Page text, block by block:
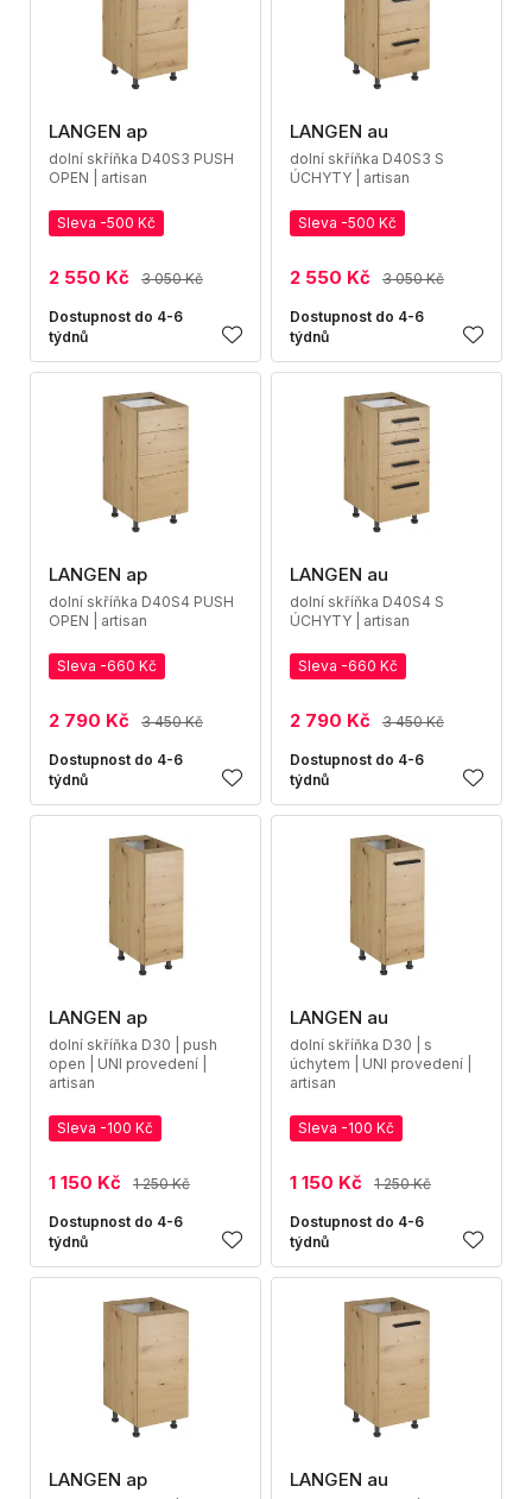
LANGEN ap
dolní skříňka D40S3 PUSH
OPEN | artisan
Sleva -500 Kč
2 550 Kč 3 050 Kč
Dostupnost do 4-6
týdnů
LANGEN au
dolní skříňka D40S3 S
ÚCHYTY | artisan
Sleva -500 Kč
2 550 Kč 3 050 Kč
Dostupnost do 4-6
týdnů
LANGEN ap
dolní skříňka D40S4 PUSH
OPEN | artisan
Sleva -660 Kč
2 790 Kč 3 450 Kč
Dostupnost do 4-6
týdnů
LANGEN au
dolní skříňka D40S4 S
ÚCHYTY | artisan
Sleva -660 Kč
2 790 Kč 3 450 Kč
Dostupnost do 4-6
týdnů
LANGEN ap
dolní skříňka D30 | push
open | UNI provedení |
artisan
Sleva -100 Kč
1 150 Kč 1 250 Kč
Dostupnost do 4-6
týdnů
LANGEN au
dolní skříňka D30 | s
úchytem | UNI provedení |
artisan
Sleva -100 Kč
1 150 Kč 1 250 Kč
Dostupnost do 4-6
týdnů
LANGEN ap LANGEN au